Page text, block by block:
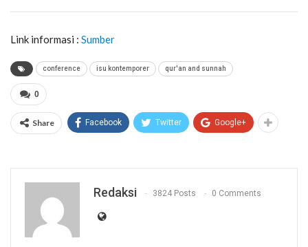
Link informasi : Sumber
conference isu kontemporer qur'an and sunnah
0
Share Facebook Twitter Google+
Redaksi 3824 Posts 0 Comments